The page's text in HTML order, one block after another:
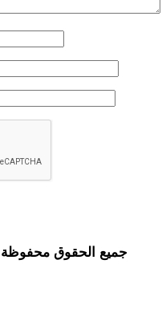
جميع الحقوق محفوظة